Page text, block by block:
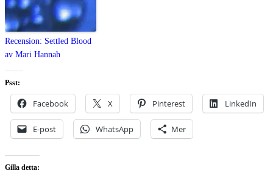
Recension: Settled Blood
av Mari Hannah
Psst:
Facebook X Pinterest LinkedIn
E-post WhatsApp Mer
Gilla detta: